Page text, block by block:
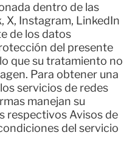
dentro de las
X, Instagram, LinkedIn
de los datos
del presente
que su tratamiento no
Para obtener una
servicios de redes
manejan su
respectivos Avisos de
del servicio